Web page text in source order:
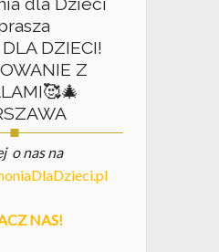
DZIECI!
Z
o nas na
NAS!